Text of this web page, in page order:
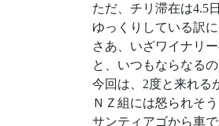
ただ、チリ滞在は4.5日
ゆっくりしている訳に
さあ、いざワイナリー
と、いつもならなる
今回は、2度と来れる
ＮＺ組には怒られそ
サンティアゴから車